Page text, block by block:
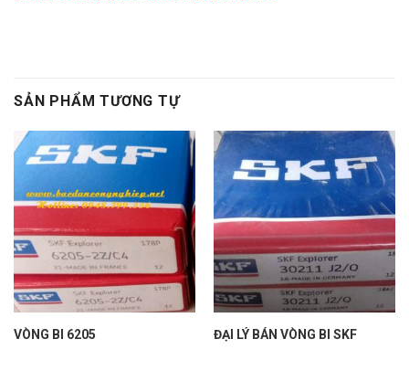
SẢN PHẨM TƯƠNG TỰ
VÒNG BI 6205 ĐẠI LÝ BÁN VÒNG BI SKF